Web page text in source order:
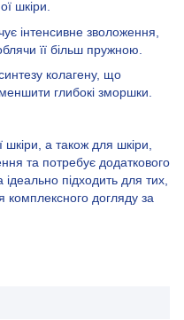
шкіри.
інтенсивне зволоження,
її більш пружною.
колагену, що
глибокі зморшки.
шкіри, а також для шкіри,
та потребує додаткового
підходить для тих,
комплексного догляду за